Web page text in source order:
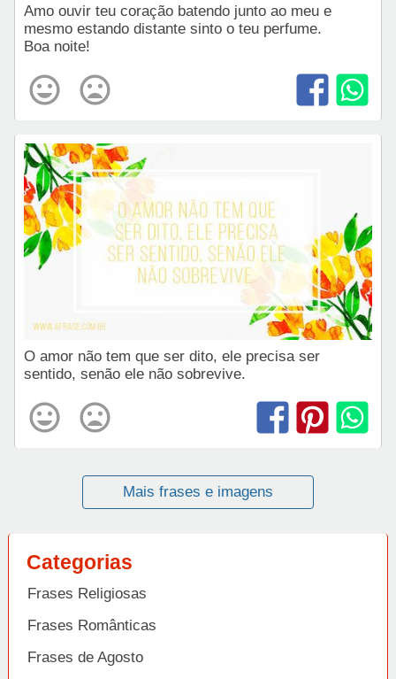
Amo ouvir teu coração batendo junto ao meu e
mesmo estando distante sinto o teu perfume.
Boa noite!
O amor não tem que ser dito, ele precisa ser
sentido, senão ele não sobrevive.
Mais frases e imagens
Categorias
Frases Religiosas
Frases Românticas
Frases de Agosto